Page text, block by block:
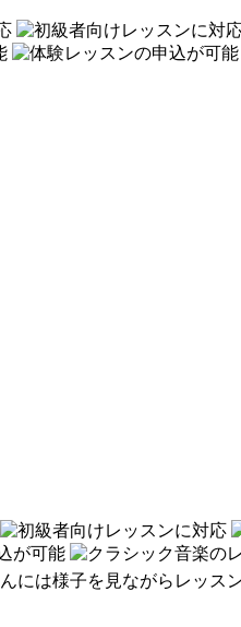
は様子を見ながらレッス